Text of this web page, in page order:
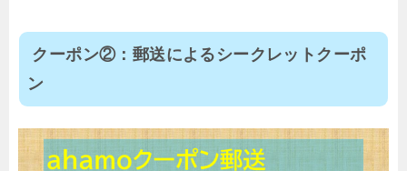
クーポン②：郵送によるシークレットクーポ
ン